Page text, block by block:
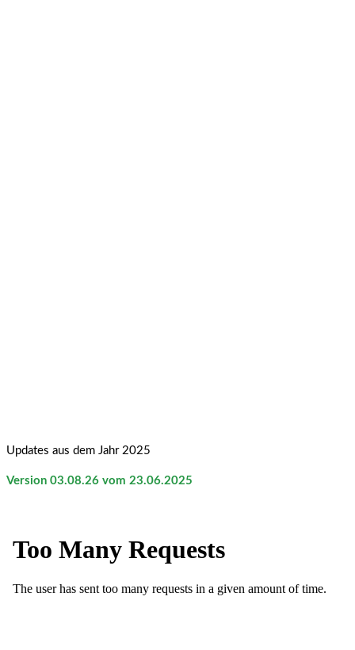
Updates aus dem Jahr 2025
Version 03.08.26 vom 23.06.2025